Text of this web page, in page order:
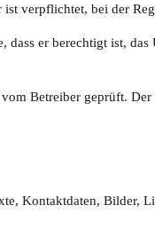
verpflichtet, bei der
dass er berechtigt ist,
Betreiber geprüft.
Kontaktdaten,